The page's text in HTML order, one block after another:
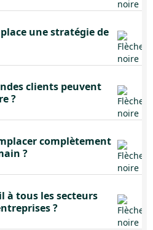
une stratégie de
clients peuvent
?
complètement
?
à tous les secteurs
?